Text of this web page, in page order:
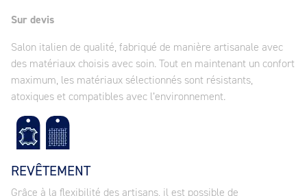
Sur devis
Salon italien de qualité, fabriqué de manière artisanale avec
des matériaux choisis avec soin. Tout en maintenant un confort
maximum, les matériaux sélectionnés sont résistants,
atoxiques et compatibles avec l’environnement.
REVÊTEMENT
Grâce à la flexibilité des artisans, il est possible de